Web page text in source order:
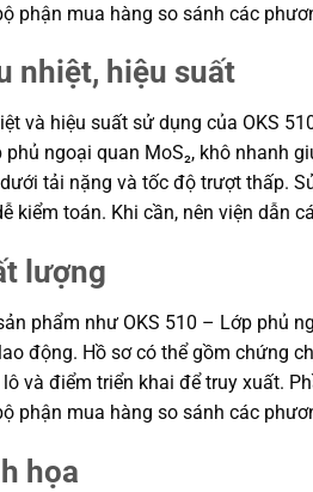
phận mua hàng so sánh các
nhiệt, hiệu suất
và hiệu suất sử dụng của OKS
ngoại quan MoS₂, khô nhanh
tải nặng và tốc độ trượt thấp.
kiểm toán. Khi cần, nên viện dẫn
lượng
phẩm như OKS 510 – Lớp phủ
động. Hồ sơ có thể gồm chứng
và điểm triển khai để truy xuất.
phận mua hàng so sánh các
họa